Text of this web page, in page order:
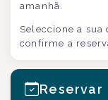
amanhã.
Seleccione a sua
confirme a
Reservar